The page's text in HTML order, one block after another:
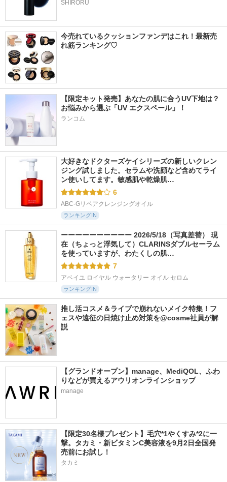
SHIRORU
今売れているクッションファンデはこれ！最新売
れ筋ランキング♡
【限定キット発売】あなたの肌に合うUV下地は？
お悩みから選ぶ「UV エクスペール」！
ランコム
大好きなドクターズケイシリーズの新しいクレン
ジング試しました。セラムや洗顔など含めてライ
ン使いしてます。敏感肌や乾燥肌…
6
ABC-Gリペアクレンジングオイル
ランキングIN
ーーーーーーーーーー 2026/5/18（写真差替） 現
在（ちょっと浮気して）CLARINSダブルセーラム
を使っていますが、わたくしの肌…
7
アベイユ ロイヤル ウォータリー オイル セロム
ランキングIN
推し活コスメ＆ライブで崩れないメイク特集！フ
ェスや遠征の日焼け止め対策を@cosme社員が解
説
【グランドオープン】manage、MediQOL、ふわ
りなどが買えるアウリオンラインショップ
manage
【限定30名様プレゼント】毛穴*1やくすみ*2に一
撃。タカミ・新ビタミンC美容液を9月2日全国発
売前にお試し！
タカミ